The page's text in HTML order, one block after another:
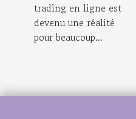
trading en ligne est
devenu une réalité
pour beaucoup...